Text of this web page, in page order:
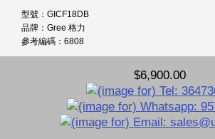
型號：GICF18DB
品牌：Gree 格力
參考編碼：6808
$6,900.00